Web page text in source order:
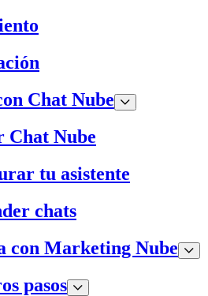
Chat Nube
Chat Nube
tu asistente
chats
con Marketing Nube
pasos